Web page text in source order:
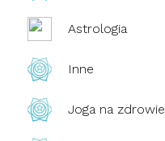
Astrologia
Inne
Joga na zdrowie